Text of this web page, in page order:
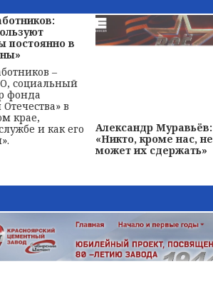
постоянно в
–
социальный
фонда
в
крае,
и как его
Александр Муравьёв:
«Никто, кроме нас, не
может их сдержать»